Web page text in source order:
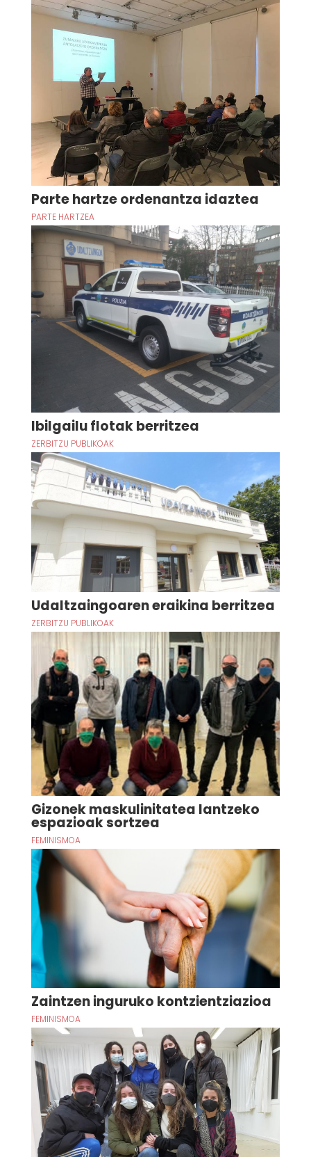
Parte hartze ordenantza idaztea
PARTE HARTZEA
Ibilgailu flotak berritzea
ZERBITZU PUBLIKOAK
Udaltzaingoaren eraikina berritzea
ZERBITZU PUBLIKOAK
Gizonek maskulinitatea lantzeko
espazioak sortzea
FEMINISMOA
Zaintzen inguruko kontzientziazioa
FEMINISMOA